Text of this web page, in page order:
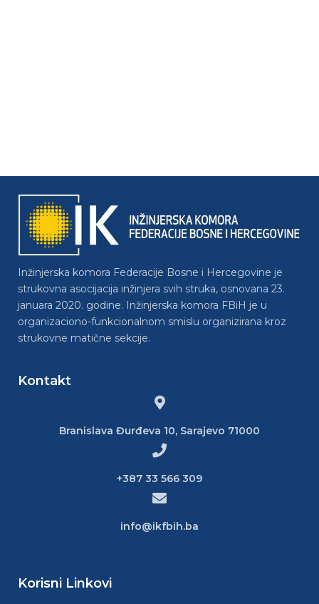
Inžinjerska komora Federacije Bosne i Hercegovine je
strukovna asocijacija inžinjera svih struka, osnovana 23.
januara 2020. godine. Inžinjerska komora FBiH je u
organizaciono-funkcionalnom smislu organizirana kroz
strukovne matične sekcije.
Kontakt
Branislava Đurđeva 10, Sarajevo 71000
+387 33 566 309
info@ikfbih.ba
Korisni Linkovi